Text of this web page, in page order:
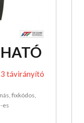
távirányító
fixkódos,
es